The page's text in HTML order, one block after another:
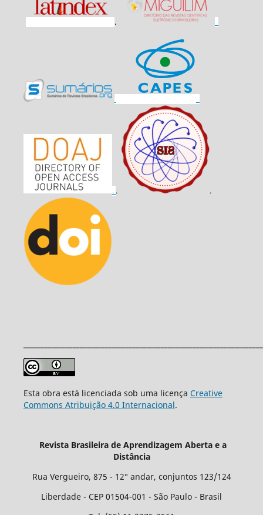
.
. . .
Esta obra está licenciada sob uma licença Creative
Commons Atribuição 4.0 Internacional.
Revista Brasileira de Aprendizagem Aberta e a
Distância
Rua Vergueiro, 875 - 12° andar, conjuntos 123/124
Liberdade - CEP 01504-001 - São Paulo - Brasil